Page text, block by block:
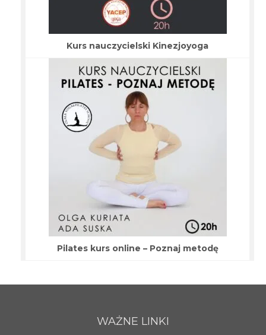
Kurs nauczycielski Kinezjoyoga
Pilates kurs online – Poznaj metodę
WAŻNE LINKI